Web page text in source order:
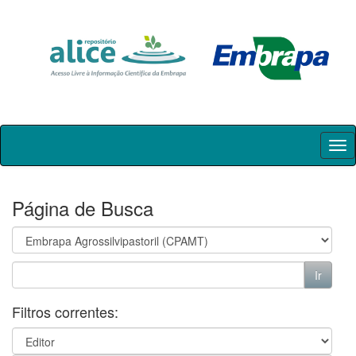
Skip
Página de Busca
Filtros correntes: